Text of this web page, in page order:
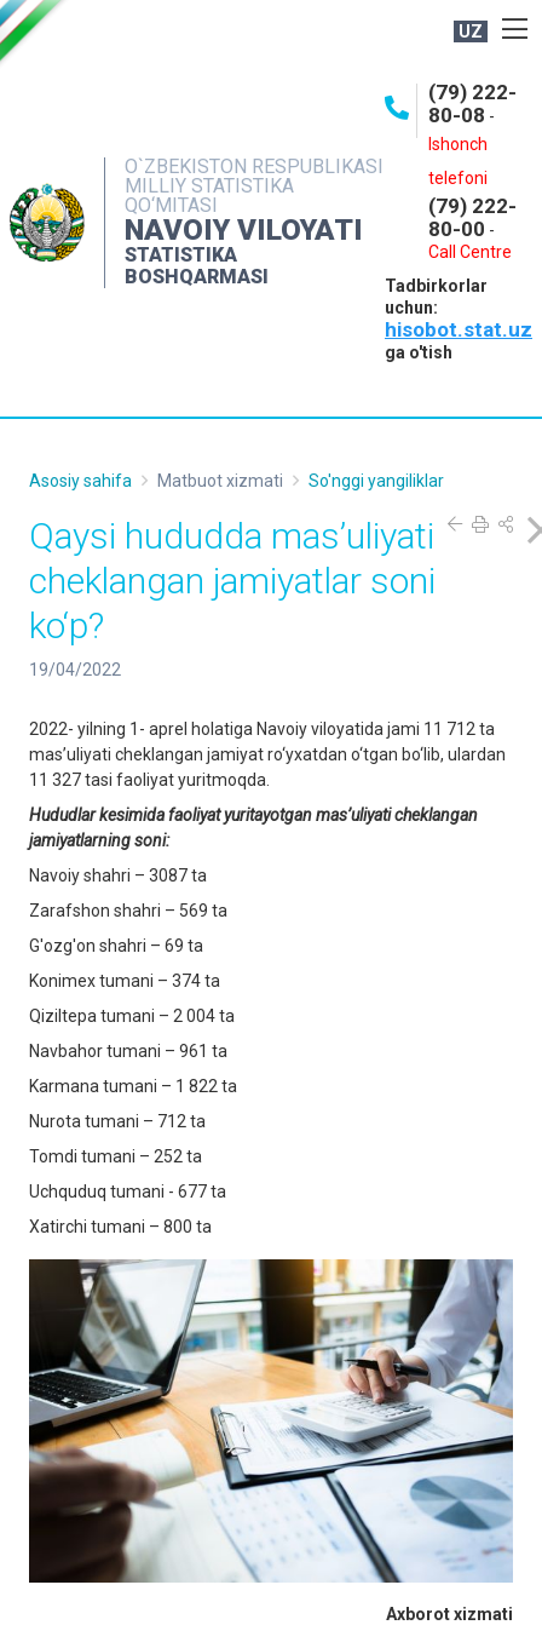
UZ
O`ZBEKISTON RESPUBLIKASI
MILLIY STATISTIKA
QO‘MITASI
NAVOIY VILOYATI
STATISTIKA
BOSHQARMASI
(79) 222-
80-08 -
Ishonch
telefoni
(79) 222-
80-00 -
Call Centre
Tadbirkorlar
uchun:
hisobot.stat.uz
ga o'tish
OCHIQ MA'LUMOTLAR
INTERAKTIV XIZMATLAR
MUROJAATLAR
Asosiy sahifa Matbuot xizmati So'nggi yangiliklar
Qaysi hududda mas’uliyati
cheklangan jamiyatlar soni
ko‘p?
19/04/2022
2022- yilning 1- aprel holatiga Navoiy viloyatida jami 11 712 ta
mas’uliyati cheklangan jamiyat ro‘yxatdan o‘tgan bo‘lib, ulardan
11 327 tasi faoliyat yuritmoqda.
Hududlar kesimida faoliyat yuritayotgan mas’uliyati cheklangan
jamiyatlarning soni:
Navoiy shahri – 3087 ta
Zarafshon shahri – 569 ta
G'ozg'on shahri – 69 ta
Konimex tumani – 374 ta
Qiziltepa tumani – 2 004 ta
Navbahor tumani – 961 ta
Karmana tumani – 1 822 ta
Nurota tumani – 712 ta
Tomdi tumani – 252 ta
Uchquduq tumani - 677 ta
Xatirchi tumani – 800 ta
Axborot xizmati